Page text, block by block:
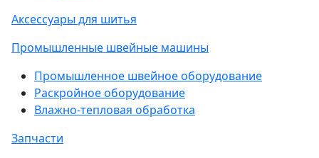
Аксессуары для шитья
Промышленные швейные машины
Промышленное швейное оборудование
Раскройное оборудование
Влажно-тепловая обработка
Запчасти